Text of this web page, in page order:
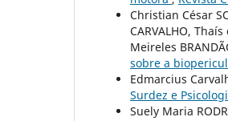
Christian César
CARVALHO,
Meireles
sobre a
Edmarcius
Surdez e
Suely Maria